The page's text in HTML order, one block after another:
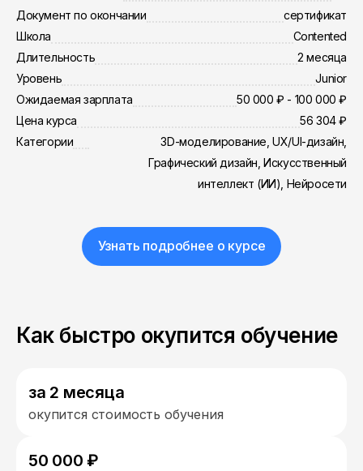
Документ по окончании
сертификат
Школа
Contented
Длительность
2 месяца
Уровень
Junior
Ожидаемая зарплата
50 000 ₽ - 100 000 ₽
Цена курса
56 304 ₽
Категории
3D-моделирование, UX/UI-дизайн,
Графический дизайн, Искусственный
интеллект (ИИ), Нейросети
Узнать подробнее о курсе
Как быстро окупится обучение
за 2 месяца
окупится стоимость обучения
50 000 ₽